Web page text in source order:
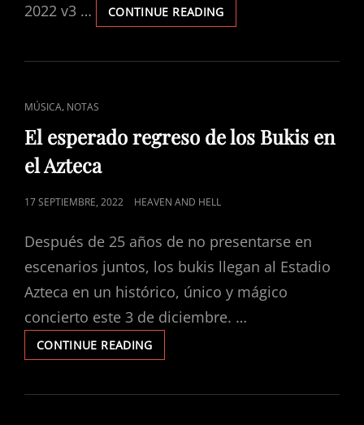
2022 v3 …
CONTINUE READINGROLITAS
RECOMENDADAS
EL
V3
CAT
LINKS
MÚSICA, NOTAS
El esperado regreso de los Bukis en
el Azteca
POSTED
17 SEPTIEMBRE, 2022 HEAVEN AND HELL
Después de 25 años de no presentarse en
escenarios juntos, los bukis llegan al Estadio
Azteca en un histórico, único y mágico
concierto este 3 de diciembre. …
CONTINUE READINGEL
ESPERADO
DE